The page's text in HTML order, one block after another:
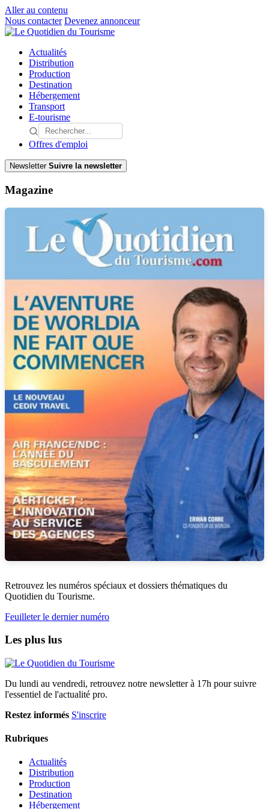
Aller au contenu
Nous contacter Devenez annonceur
Actualités
Distribution
Production
Destination
Hébergement
Transport
E-tourisme
Offres d'emploi
Newsletter Suivre la newsletter
Magazine
Retrouvez les numéros spéciaux et dossiers thématiques du
Quotidien du Tourisme.
Feuilleter le dernier numéro
Les plus lus
Du lundi au vendredi, retrouvez notre newsletter à 17h pour suivre
l'essentiel de l'actualité pro.
Restez informés S'inscrire
Rubriques
Actualités
Distribution
Production
Destination
Hébergement